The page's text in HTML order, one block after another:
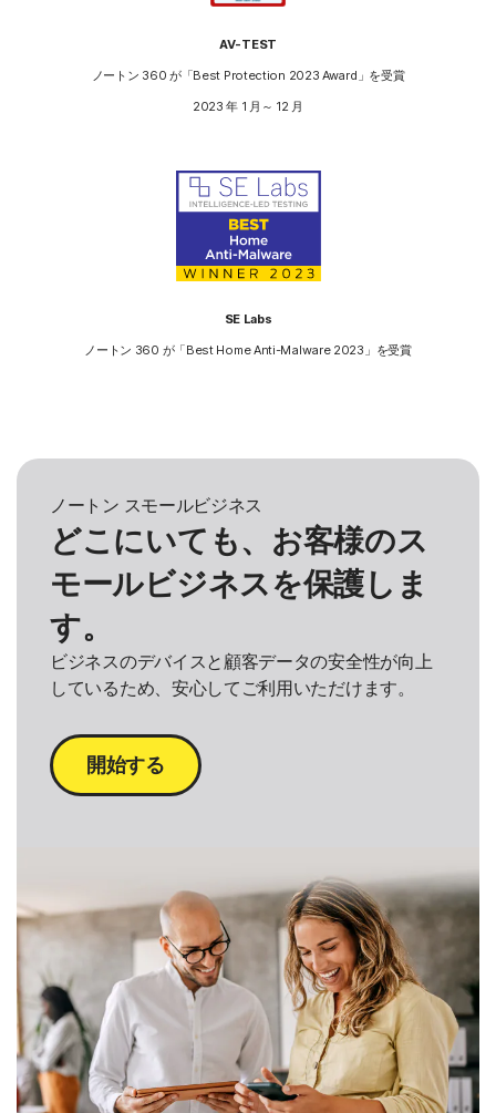
AV-TEST
ノートン 360 が「Best Protection 2023 Award」を受賞
2023 年 1 月～ 12 月
SE Labs
ノートン 360 が「Best Home Anti-Malware 2023」を受賞
ノートン スモールビジネス
どこにいても、お客様のス
モールビジネスを保護しま
す。
ビジネスのデバイスと顧客データの安全性が向上
しているため、安心してご利用いただけます。
開始する